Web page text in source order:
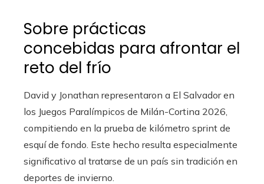
Sobre prácticas
concebidas para afrontar el
reto del frío
David y Jonathan representaron a El Salvador en
los Juegos Paralímpicos de Milán-Cortina 2026,
compitiendo en la prueba de kilómetro sprint de
esquí de fondo. Este hecho resulta especialmente
significativo al tratarse de un país sin tradición en
deportes de invierno.